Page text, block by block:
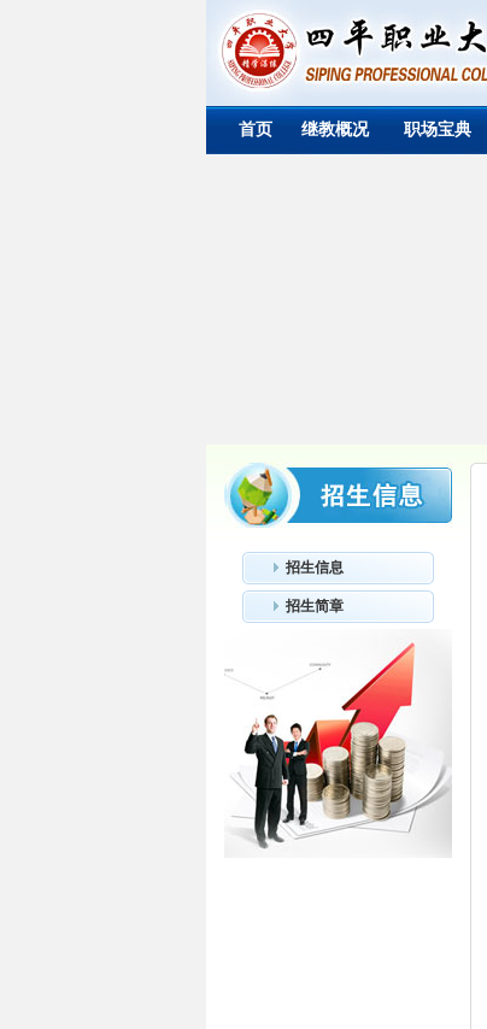
首页 继教概况 职场宝典
招生信息
招生简章